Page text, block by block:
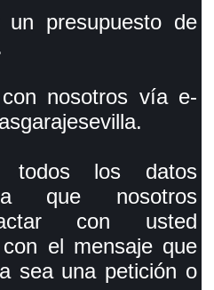
un presupuesto de
nosotros vía e-
todos los datos
que nosotros
con usted
el mensaje que
sea una petición o